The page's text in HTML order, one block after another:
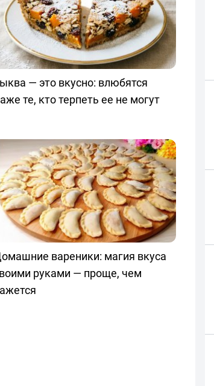
— это вкусно: влюбятся
те, кто терпеть ее не могут
вареники: магия вкуса
руками — проще, чем